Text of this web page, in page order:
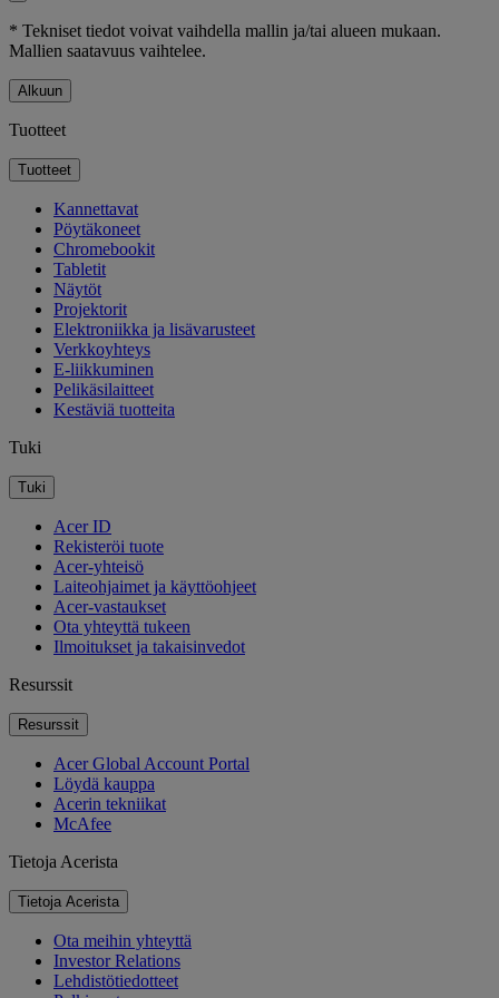
* Tekniset tiedot voivat vaihdella mallin ja/tai alueen mukaan.
Mallien saatavuus vaihtelee.
Alkuun
Tuotteet
Tuotteet
Kannettavat
Pöytäkoneet
Chromebookit
Tabletit
Näytöt
Projektorit
Elektroniikka ja lisävarusteet
Verkkoyhteys
E-liikkuminen
Pelikäsilaitteet
Kestäviä tuotteita
Tuki
Tuki
Acer ID
Rekisteröi tuote
Acer-yhteisö
Laiteohjaimet ja käyttöohjeet
Acer-vastaukset
Ota yhteyttä tukeen
Ilmoitukset ja takaisinvedot
Resurssit
Resurssit
Acer Global Account Portal
Löydä kauppa
Acerin tekniikat
McAfee
Tietoja Acerista
Tietoja Acerista
Ota meihin yhteyttä
Investor Relations
Lehdistötiedotteet